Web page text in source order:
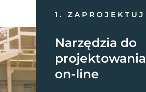
1. ZAPROJEKTUJ
Narzędzia do
projektowania
on-line